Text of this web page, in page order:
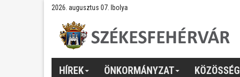
2026. augusztus 07. Ibolya
HÍREK ÖNKORMÁNYZAT KÖZÖSSÉG